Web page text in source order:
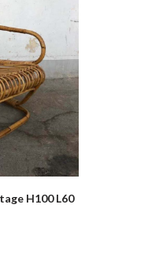
H100 L60